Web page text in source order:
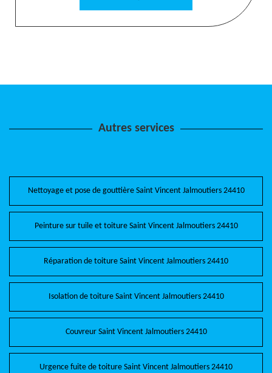
Autres services
Nettoyage et pose de gouttière Saint Vincent Jalmoutiers 24410
Peinture sur tuile et toiture Saint Vincent Jalmoutiers 24410
Réparation de toiture Saint Vincent Jalmoutiers 24410
Isolation de toiture Saint Vincent Jalmoutiers 24410
Couvreur Saint Vincent Jalmoutiers 24410
Urgence fuite de toiture Saint Vincent Jalmoutiers 24410